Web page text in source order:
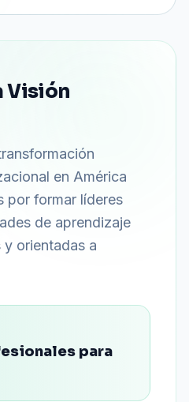
Visión
en América
por formar líderes
de aprendizaje
y orientadas a
para